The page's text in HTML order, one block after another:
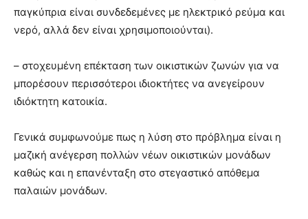
παγκύπρια είναι συνδεδεμένες με ηλεκτρικό ρεύμα και
νερό, αλλά δεν είναι χρησιμοποιούνται).
– ⁠στοχευμένη επέκταση των οικιστικών ζωνών για να
μπορέσουν περισσότεροι ιδιοκτήτες να ανεγείρουν
ιδιόκτητη κατοικία.
Γενικά συμφωνούμε πως η λύση στο πρόβλημα είναι η
μαζική ανέγερση πολλών νέων οικιστικών μονάδων
καθώς και η επανένταξη στο στεγαστικό απόθεμα
παλαιών μονάδων.